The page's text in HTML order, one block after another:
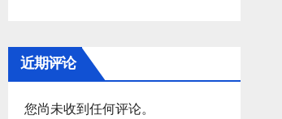
近期评论
您尚未收到任何评论。